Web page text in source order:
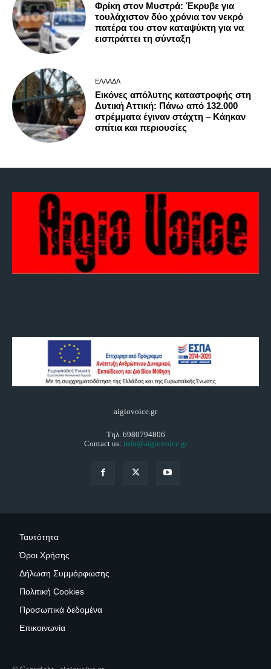
Φρίκη στον Μυστρά: Έκρυβε για
τουλάχιστον δύο χρόνια τον νεκρό
πατέρα του στον καταψύκτη για να
εισπράττει τη σύνταξη
ΕΛΛΆΔΑ
Εικόνες απόλυτης καταστροφής στη
Δυτική Αττική: Πάνω από 132.000
στρέμματα έγιναν στάχτη – Κάηκαν
σπίτια και περιουσίες
aigiovoice.gr
Τηλ. 6980794806
Contact us: info@aigiovoice.gr
Ταυτότητα
Όροι Χρήσης
Δήλωση Συμμόρφωσης
Πολιτική Cookies
Προσωπικά δεδομένα
Επικοινωνία